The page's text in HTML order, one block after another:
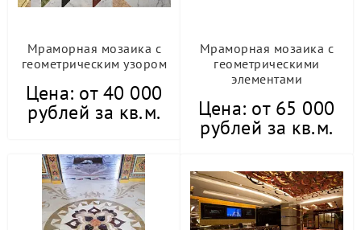
Мраморная мозаика с
геометрическим узором
Цена: от 40 000
рублей за кв.м.
Мраморная мозаика с
геометрическими
элементами
Цена: от 65 000
рублей за кв.м.